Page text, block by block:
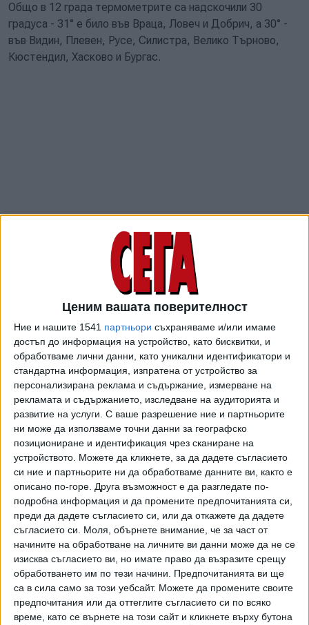
Ценим вашата поверителност
Ние и нашите 1541 партньори съхраняваме и/или имаме
достъп до информация на устройство, като бисквитки, и
обработваме лични данни, като уникални идентификатори и
стандартна информация, изпратена от устройство за
персонализирана реклама и съдържание, измерване на
рекламата и съдържанието, изследване на аудиторията и
развитие на услуги. С ваше разрешение ние и партньорите
ни може да използваме точни данни за географско
позициониране и идентификация чрез сканиране на
устройството. Можете да кликнете, за да дадете съгласието
си ние и партньорите ни да обработваме данните ви, както е
описано по-горе. Друга възможност е да разгледате по-
подробна информация и да промените предпочитанията си,
преди да дадете съгласието си, или да откажете да дадете
съгласието си. Моля, обърнете внимание, че за част от
начините на обработване на личните ви данни може да не се
изисква съгласието ви, но имате право да възразите срещу
обработването им по тези начини. Предпочитанията ви ще
са в сила само за този уебсайт. Можете да промените своите
предпочитания или да оттеглите съгласието си по всяко
време, като се върнете на този сайт и кликнете върху бутона
Общо в 12 града термометрите са надскочили 30
градуса - 31° е било във Враца, Ловеч и Добрич, а 30° -
във Видин, Плевен, Русе, Силистра, Велико Търново,
Кюстендил, Хасково и Бургас.
29° са стигнали горещините в Разград, Ахтопол и София.
28° е било в Кърджали, Пловдив, Пазарджик, Казанлък и
Благоевград, 27° - във Варна и Сандански, 26° - в Сливен,
20° в Шабла. В местността Рожен в Родопите - уж
планина, жегите са стигнали 22°. На връх Мургаш и на нос
Калиакра е било 19°, на връх Ботев - цели 11°, на Черни
връх - 10°, а на първенеца Мусала - 6°.
Много високи температури за началото на април, но все
пак не са рекордно високи, коментират синоптиците от
Прогнозата за времето. Най-високата измерена през
април температура е 35,8°, измерена е преди цели 39
години, през 1985 г. във Враца.
И днес над страната продължи преносът на въздушни
маси от югозапад с повишена концентрация на сахарски
прах. Утре през страната ще премине студен
атмосферен фронт, съобщават синоптиците. Вятърът
от запад-северозапад ще се усили, в Северна България
до силен и с него ще започне да се изчиства
атмосферата от сахарския прах. В Югоизточна България
все още ще духа умерен до силен югозападен вятър,
който вечерта също ще се ориентира от северозапад.